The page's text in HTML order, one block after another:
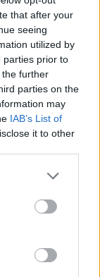
that after your
seeing
utilized by
parties prior to
further
parties on the
may
IAB’s List of
it to other